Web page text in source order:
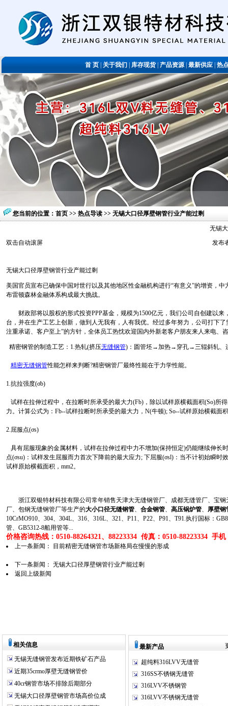
首 页关于我们库存现货|产品资源|最新供应|热
您当前的位置： 首页 >> 热点导读 >> 无锡大口径厚壁钢管行业产能过剩
无锡
双击自动滚屏
发布
无锡大口径厚壁钢管行业产能过剩
美国官员宣布已确保中国对世行以及其他地区性金融机构进行“有意义”的增资，
布雷顿森林金融体系构成最大挑战。
财政部将以股权的形式投资PPP基金，规模为1500亿元，我们公司自创建以来
台，并在生产工艺上创新，做到人无我有，人有我优。经过多年努力，公司打下
注重承诺、客户至上”的方针，全体员工热忱欢迎国内外新老客户朋友来人来电、
精密钢管的制造工艺：1.热轧(挤压无缝钢管)：圆管坯→加热→穿孔→三辊斜轧
精密无缝钢管性能怎样来判断?精密钢管厂最终性能在于力学性能。
1.抗拉强度(σb)
试样在拉伸过程中，在拉断时所承受的最大力(Fb)，除以试样原横截面积(So)所
力。计算公式为：Fb--试样拉断时所承受的最大力，N(牛顿); So--试样原始横截面
2.屈服点(σs)
具有屈服现象的金属材料，试样在拉伸过程中力不增加(保持恒定)仍能继续伸长
点(σsu)：试样发生屈服而力首次下降前的最大应力; 下屈服(σsl)：当不计初始瞬
试样原始横截面积，mm2。
浙江双银特材科技有限公司常年销售天津大无缝钢管厂、成都无缝管厂、宝钢
厂、包钢无缝钢管厂等生产的大小口径无缝钢管、 合金钢管、 高压锅炉管、
厚壁钢
10CrMO910、304、304L、316、316L、321、P11、P22、P91、T91.执行国标：
管、GB5312-8船用管等...
价格咨询热线：0510-88264321、88223334 传真：0510-88223334 手机
上一条新闻： 目前精密无缝钢管市场新格局在慢慢的形成
下一条新闻： 无锡大口径厚壁钢管行业产能过剩
返回上级新闻
相关信息
无锡无缝钢管发布近期铁矿石产品
近期35crmo厚壁无缝钢管价
40cr钢管市场不排除后期部分
无锡大口径厚壁钢管市场高价位成
最新产品
超纯料316LVV无缝管
316SS不锈钢无缝管
316LVV不锈钢管
316LVV不锈钢无缝管